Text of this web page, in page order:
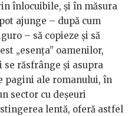
înlocuibile, și în măsura
ajunge – după cum
– să copieze și să
„esența” oamenilor,
răsfrânge și asupra
pagini ale romanului, în
sector cu deșeuri
lentă, oferă astfel